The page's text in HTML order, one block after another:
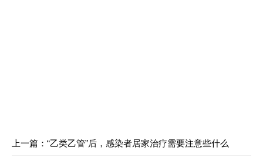
上一篇： “乙类乙管”后，感染者居家治疗需要注意些什么